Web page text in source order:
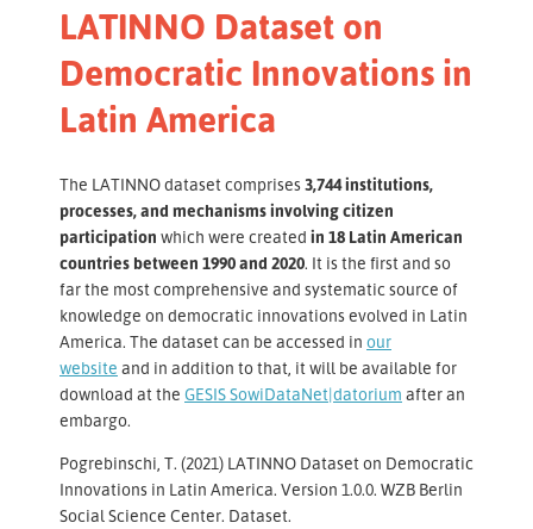
LATINNO Dataset on
Democratic Innovations in
Latin America
The LATINNO dataset comprises3,744 institutions,
processes, and mechanisms involving citizen
participation which were created in 18 Latin American
countries between 1990 and 2020. It is the first and so
far the most comprehensive and systematic source of
knowledge on democratic innovations evolved in Latin
America. The dataset can be accessed in our
website and in addition to that, it will be available for
download at the GESIS SowiDataNet|datorium after an
embargo.
Pogrebinschi, T. (2021) LATINNO Dataset on Democratic
Innovations in Latin America. Version 1.0.0. WZB Berlin
Social Science Center. Dataset.